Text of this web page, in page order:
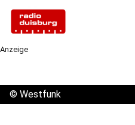
Anzeige
© Westfunk